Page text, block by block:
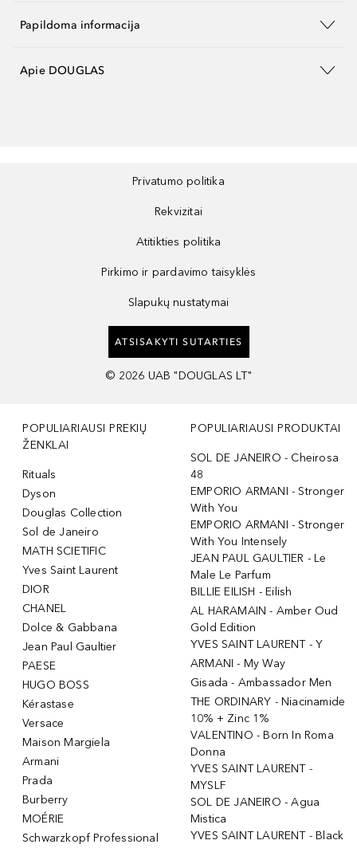
Papildoma informacija
Apie DOUGLAS
Privatumo politika
Rekvizitai
Atitikties politika
Pirkimo ir pardavimo taisyklės
Slapukų nustatymai
ATSISAKYTI SUTARTIES
© 2026 UAB "DOUGLAS LT"
POPULIARIAUSI PREKIŲ
ŽENKLAI
Rituals
Dyson
Douglas Collection
Sol de Janeiro
MATH SCIETIFIC
Yves Saint Laurent
DIOR
CHANEL
Dolce & Gabbana
Jean Paul Gaultier
PAESE
HUGO BOSS
Kérastase
Versace
Maison Margiela
Armani
Prada
Burberry
MOÉRIE
Schwarzkopf Professional
POPULIARIAUSI PRODUKTAI
SOL DE JANEIRO - Cheirosa
48
EMPORIO ARMANI - Stronger
With You
EMPORIO ARMANI - Stronger
With You Intensely
JEAN PAUL GAULTIER - Le
Male Le Parfum
BILLIE EILISH - Eilish
AL HARAMAIN - Amber Oud
Gold Edition
YVES SAINT LAURENT - Y
ARMANI - My Way
Gisada - Ambassador Men
THE ORDINARY - Niacinamide
10% + Zinc 1%
VALENTINO - Born In Roma
Donna
YVES SAINT LAURENT -
MYSLF
SOL DE JANEIRO - Agua
Mistica
YVES SAINT LAURENT - Black